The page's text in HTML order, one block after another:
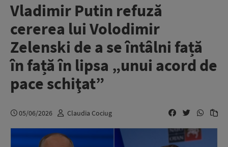
Vladimir Putin refuză
cererea lui Volodimir
Zelenski de a se întâlni față
în față în lipsa „unui acord de
pace schiţat”
05/06/2026 Claudia Cociug